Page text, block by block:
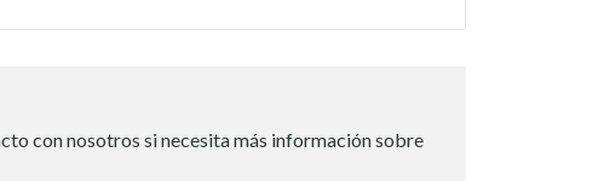
con nosotros si necesita más información sobre